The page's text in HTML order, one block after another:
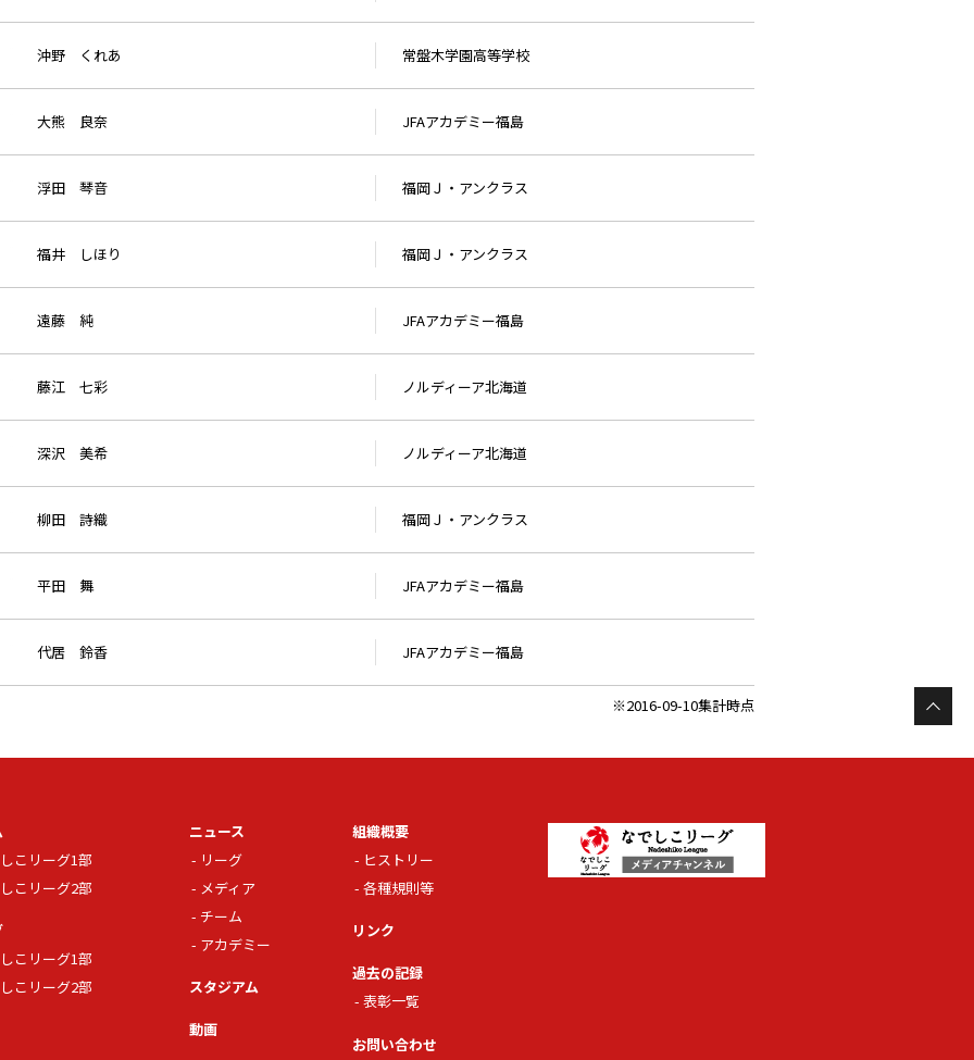
沖野 くれあ 常盤木学園高等学校
大熊 良奈 JFAアカデミー福島
浮田 琴音 福岡Ｊ・アンクラス
福井 しほり 福岡Ｊ・アンクラス
遠藤 純 JFAアカデミー福島
藤江 七彩 ノルディーア北海道
深沢 美希 ノルディーア北海道
柳田 詩織 福岡Ｊ・アンクラス
平田 舞 JFAアカデミー福島
代居 鈴香 JFAアカデミー福島
※2016-09-10集計時点
こリーグ1部
こリーグ2部
こリーグ1部
こリーグ2部
ニュース
リーグ
メディア
チーム
アカデミー
スタジアム
動画
組織概要
ヒストリー
各種規則等
リンク
過去の記録
表彰一覧
お問い合わせ